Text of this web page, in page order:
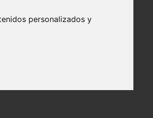
personalizados y